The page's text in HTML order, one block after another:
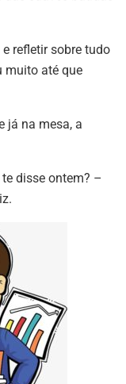
refletir sobre tudo
muito até que
já na mesa, a
disse ontem? –